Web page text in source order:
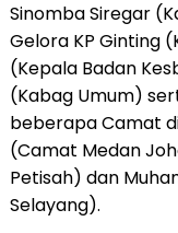
Sinomba Siregar
Gelora KP Ginting
(Kepala Badan
(Kabag Umum)
beberapa Camat
(Camat Medan
Petisah) dan
Selayang).